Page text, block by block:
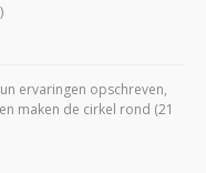
ervaringen opschreven,
maken de cirkel rond (21